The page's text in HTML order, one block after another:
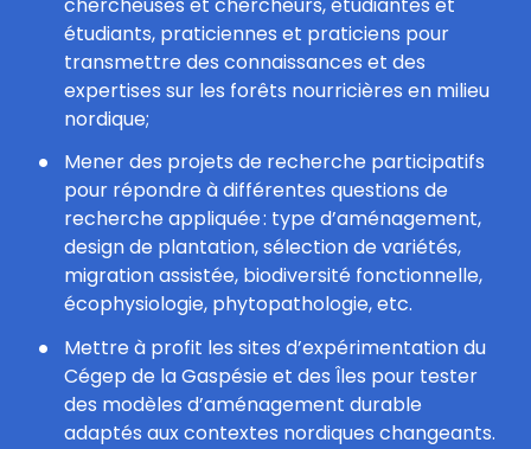
étudiants, praticiennes et praticiens pour
transmettre des connaissances et des
expertises sur les forêts nourricières en milieu
nordique;
Mener des projets de recherche participatifs
pour répondre à différentes questions de
recherche appliquée : type d’aménagement,
design de plantation, sélection de variétés,
migration assistée, biodiversité fonctionnelle,
écophysiologie, phytopathologie, etc.
Mettre à profit les sites d’expérimentation du
Cégep de la Gaspésie et des Îles pour tester
des modèles d’aménagement durable
adaptés aux contextes nordiques changeants.